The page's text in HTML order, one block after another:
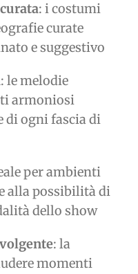
: i costumi
curate
e suggestivo
: le melodie
armoniosi
di ogni fascia di
per ambienti
alla possibilità di
dello show
: la
momenti